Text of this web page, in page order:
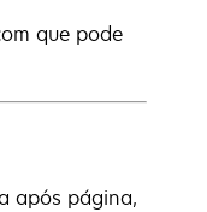
que pode
após página,